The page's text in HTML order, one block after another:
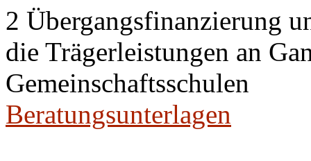
2 Übergangsfinanzierung
die Trägerleistungen an
Gemeinschaftsschulen
Beratungsunterlagen